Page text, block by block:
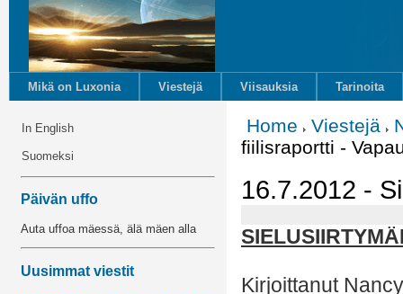
Mikä on Luxonia Viestejä Viisauksia Tarinoita
In English
Suomeksi
Päivän uffo
Auta uffoa mäessä, älä mäen alla
Uusimmat viestit
Home Viestejä
fiilisraportti -
16.7.2012 -
Kirjoittanut